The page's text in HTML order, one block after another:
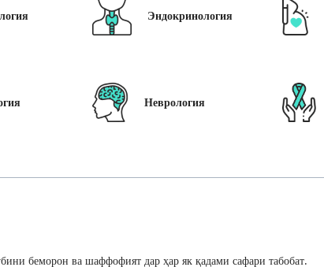
Эндокринология
Неврология
беморон ва шаффофият дар ҳар як қадами сафари табобат.